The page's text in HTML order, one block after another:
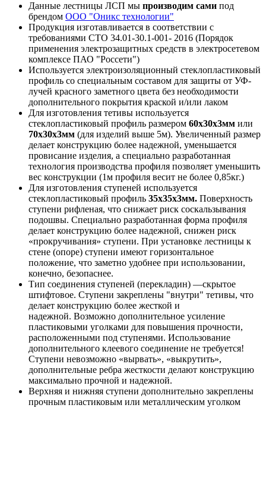
Данные лестницы ЛСП мы производим сами под
брендом ООО "Оникс технологии"
Продукция изготавливается в соответствии с
требованиями СТО 34.01-30.1-001- 2016 (Порядок
применения электрозащитных средств в электросетевом
комплексе ПАО "Россети")
Используется электроизоляционный стеклопластиковый
профиль со специальным составом для защиты от УФ-
лучей красного заметного цвета без необходимости
дополнительного покрытия краской и/или лаком
Для изготовления тетивы используется
стеклопластиковый профиль размером 60х30х3мм или
70х30х3мм (для изделий выше 5м). Увеличенный размер
делает конструкцию более надежной, уменьшается
провисание изделия, а специально разработанная
технология производства профиля позволяет уменьшить
вес конструкции (1м профиля весит не более 0,85кг.)
Для изготовления ступеней используется
стеклопластиковый профиль 35х35х3мм. Поверхность
ступени рифленая, что снижает риск соскальзывания
подошвы. Специально разработанная форма профиля
делает конструкцию более надежной, снижен риск
«прокручивания» ступени. При установке лестницы к
стене (опоре) ступени имеют горизонтальное
положение, что заметно удобнее при использовании,
конечно, безопаснее.
Тип соединения ступеней (перекладин) —скрытое
штифтовое. Ступени закреплены "внутри" тетивы, что
делает конструкцию более жесткой и
надежной. Возможно дополнительное усиление
пластиковыми уголками для повышения прочности,
расположенными под ступенями. Использование
дополнительного клеевого соединение не требуется!
Ступени невозможно «вырвать», «выкрутить»,
дополнительные ребра жесткости делают конструкцию
максимально прочной и надежной.
Верхняя и нижняя ступени дополнительно закреплены
прочным пластиковым или металлическим уголком